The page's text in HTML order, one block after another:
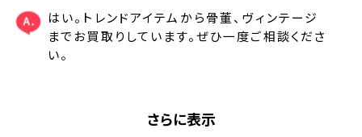
はい。トレンドアイテムから骨董、ヴィンテージ
までお買取りしています。ぜひ一度ご相談くださ
い。
さらに表示